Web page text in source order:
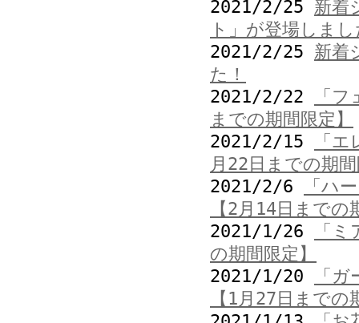
2021/2/25 新着
ト」が登場しま
2021/2/25 新着
た！
2021/2/22
「
までの期間限定】
2021/2/15
「
月22日までの期
2021/2/6
「ハ
【2月14日までの
2021/1/26
「
の期間限定】
2021/1/20
「
【1月27日までの